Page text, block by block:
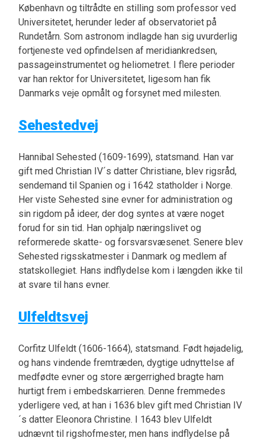
København og tiltrådte en stilling som professor ved
Universitetet, herunder leder af observatoriet på
Rundetårn. Som astronom indlagde han sig uvurderlig
fortjeneste ved opfindelsen af meridiankredsen,
passageinstrumentet og heliometret. I flere perioder
var han rektor for Universitetet, ligesom han fik
Danmarks veje opmålt og forsynet med milesten.
Sehestedvej
Hannibal Sehested (1609-1699), statsmand. Han var
gift med Christian IV´s datter Christiane, blev rigsråd,
sendemand til Spanien og i 1642 statholder i Norge.
Her viste Sehested sine evner for administration og
sin rigdom på ideer, der dog syntes at være noget
forud for sin tid. Han ophjalp næringslivet og
reformerede skatte- og forsvarsvæsenet. Senere blev
Sehested rigsskatmester i Danmark og medlem af
statskollegiet. Hans indflydelse kom i længden ikke til
at svare til hans evner.
Ulfeldtsvej
Corfitz Ulfeldt (1606-1664), statsmand. Født højadelig,
og hans vindende fremtræden, dygtige udnyttelse af
medfødte evner og store ærgerrighed bragte ham
hurtigt frem i embedskarrieren. Denne fremmedes
yderligere ved, at han i 1636 blev gift med Christian IV
´s datter Eleonora Christine. I 1643 blev Ulfeldt
udnævnt til rigshofmester, men hans indflydelse på